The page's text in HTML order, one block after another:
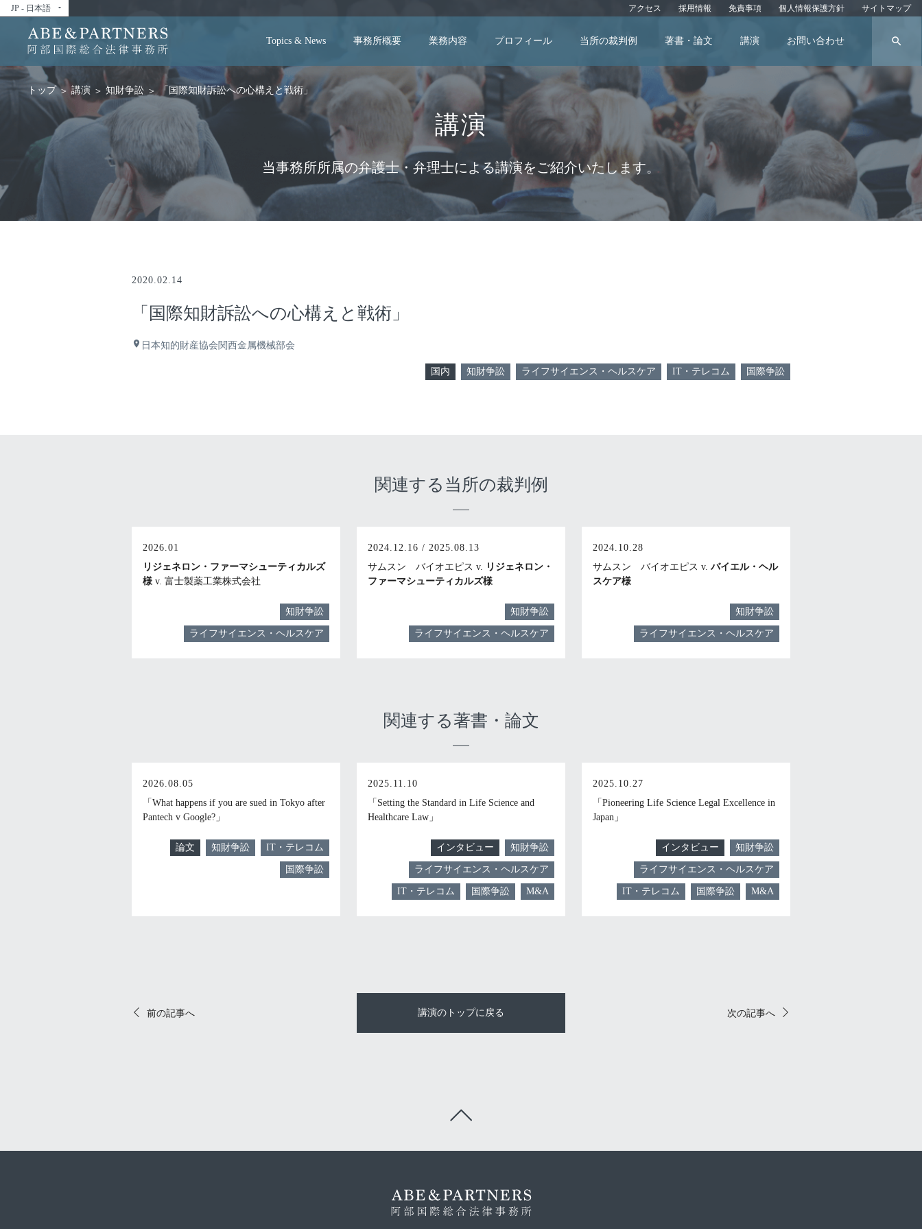
JP - 日本語 arrow_drop_down アクセス 採用情報 免責事項 個人情報保護方針 サイトマップ
Topics & News 事務所概要 業務内容 プロフィール 当所の裁判例 著書・論文 講演 お問い合わせ search
トップ 講演 知財争訟 「国際知財訴訟への心構えと戦術」
講演
当事務所所属の弁護士・弁理士による講演をご紹介いたします。
2020.02.14
「国際知財訴訟への心構えと戦術」
place 日本知的財産協会関西金属機械部会
国内 知財争訟 ライフサイエンス・ヘルスケア IT・テレコム 国際争訟
関連する当所の裁判例
2026.01
リジェネロン・ファーマシューティカルズ
様 v. 富士製薬工業株式会社
知財争訟
ライフサイエンス・ヘルスケア
2024.12.16 / 2025.08.13
サムスン バイオエピス v. リジェネロン・
ファーマシューティカルズ様
知財争訟
ライフサイエンス・ヘルスケア
2024.10.28
サムスン バイオエピス v. バイエル・ヘル
スケア様
知財争訟
ライフサイエンス・ヘルスケア
関連する著書・論文
2026.08.05
「What happens if you are sued in Tokyo after
Pantech v Google?」
論文 知財争訟 IT・テレコム
国際争訟
2025.11.10
「Setting the Standard in Life Science and
Healthcare Law」
インタビュー 知財争訟
ライフサイエンス・ヘルスケア
IT・テレコム 国際争訟 M&A
2025.10.27
「Pioneering Life Science Legal Excellence in
Japan」
インタビュー 知財争訟
ライフサイエンス・ヘルスケア
IT・テレコム 国際争訟 M&A
前の記事へ 講演のトップに戻る 次の記事へ